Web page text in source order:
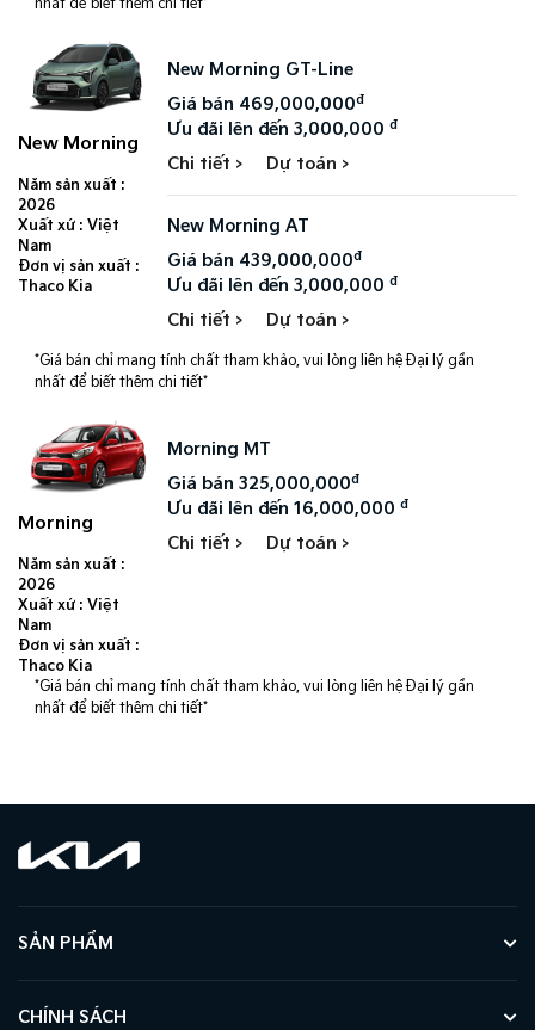
nhất để biết thêm chi tiết*
New Morning
Năm sản xuất :
2026
Xuất xứ : Việt
Nam
Đơn vị sản xuất :
Thaco Kia
New Morning GT-Line
Giá bán 469,000,000đ
Ưu đãi lên đến 3,000,000đ
Chi tiết > Dự toán >
New Morning AT
Giá bán 439,000,000đ
Ưu đãi lên đến 3,000,000đ
Chi tiết > Dự toán >
*Giá bán chỉ mang tính chất tham khảo, vui lòng liên hệ Đại lý gần
nhất để biết thêm chi tiết*
Morning
Năm sản xuất :
2026
Xuất xứ : Việt
Nam
Đơn vị sản xuất :
Thaco Kia
Morning MT
Giá bán 325,000,000đ
Ưu đãi lên đến 16,000,000đ
Chi tiết > Dự toán >
*Giá bán chỉ mang tính chất tham khảo, vui lòng liên hệ Đại lý gần
nhất để biết thêm chi tiết*
SẢN PHẨM
CHÍNH SÁCH